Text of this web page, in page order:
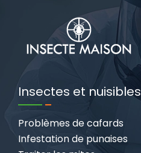
Insectes et nuisibles
Problèmes de cafards
Infestation de punaises